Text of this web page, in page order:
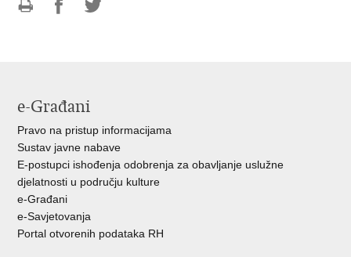
e-Građani
Pravo na pristup informacijama
Sustav javne nabave
E-postupci ishođenja odobrenja za obavljanje uslužne
djelatnosti u području kulture
e-Građani
e-Savjetovanja
Portal otvorenih podataka RH